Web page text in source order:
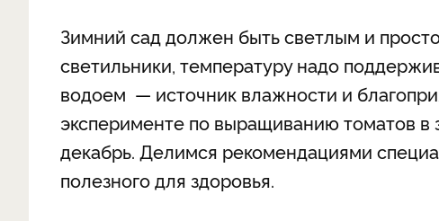
Зимний сад должен быть светлым и
светильники, температуру надо
водоем — источник влажности и
эксперименте по выращиванию томатов в
декабрь. Делимся рекомендациями
полезного для здоровья.